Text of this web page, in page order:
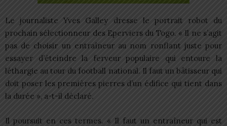
Le journaliste Yves Galley dresse le portrait robot du
prochain sélectionneur des Eperviers du Togo. « Il ne s’agit
pas de choisir un entraîneur au nom ronflant juste pour
essayer d’éteindre la ferveur populaire qui entoure la
léthargie au tour du football national. Il faut un bâtisseur qui
doit poser les premières pierres d’un édifice qui tient dans
la durée », a-t-il déclaré.
Il poursuit en ces termes. « Il faut un entraîneur qui est